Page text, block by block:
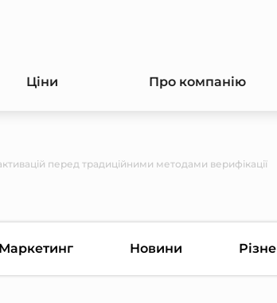
Ціни Про компанію
перед традиційними методами верифікації
Маркетинг Новини Різне